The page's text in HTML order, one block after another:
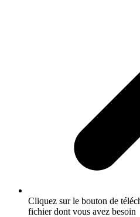
Cliquez sur le bouton de
fichier dont vous avez besoin